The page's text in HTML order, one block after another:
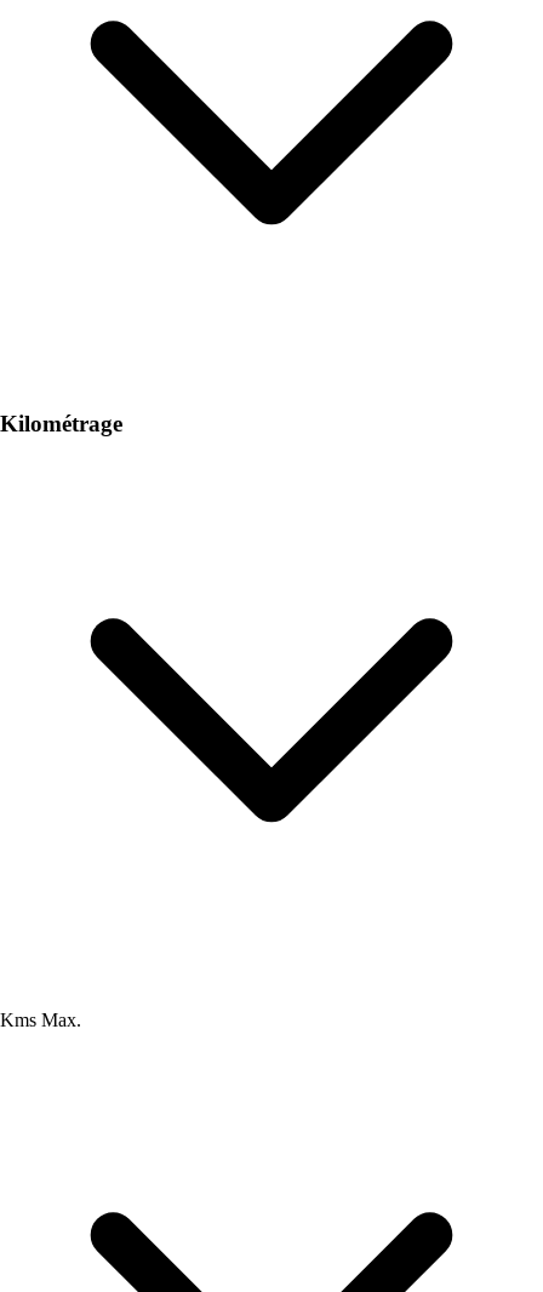
Kilométrage
Kms Max.